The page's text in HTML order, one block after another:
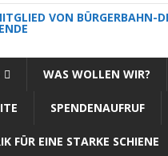
VON BÜRGERBAHN-
WAS WOLLEN WIR?
SPENDENAUFRUF
FÜR EINE STARKE SCHIENE